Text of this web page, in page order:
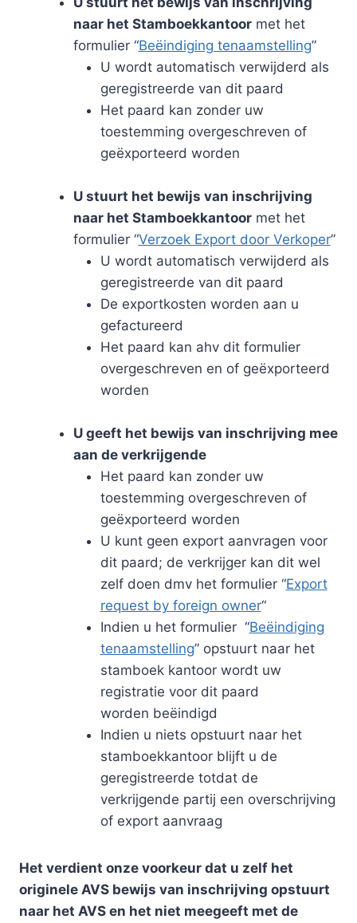
naar het Stamboekkantoormet het
formulier “Beëindiging tenaamstelling”
U wordt automatisch verwijderd als
geregistreerde van dit paard
​Het paard kan zonder uw
toestemming overgeschreven of
geëxporteerd worden
​U stuurt het bewijs van inschrijving
naar het Stamboekkantoormet het
formulier “Verzoek Export door Verkoper”
U wordt automatisch verwijderd als
geregistreerde van dit paard
De exportkosten worden aan u
gefactureerd
Het paard kan ahv dit formulier
overgeschreven en of geëxporteerd
worden
U geeft het bewijs van inschrijving mee
aan de verkrijgende
Het paard kan zonder uw
toestemming overgeschreven of
geëxporteerd worden
U kunt geen export aanvragen voor
dit paard; de verkrijger kan dit wel
zelf doen dmv het formulier “Export
request by foreign owner“
Indien u het formulier “Beëindiging
tenaamstelling” opstuurt naar het
stamboek kantoor wordt uw
registratie voor dit paard
worden beëindigd
​Indien u niets opstuurt naar het
stamboekkantoor blijft u de
geregistreerde totdat de
verkrijgende partij een overschrijving
of export aanvraag
Het verdient onze voorkeur dat u zelf het
originele AVS bewijs van inschrijving opstuurt
naar het AVS en het niet meegeeft met de